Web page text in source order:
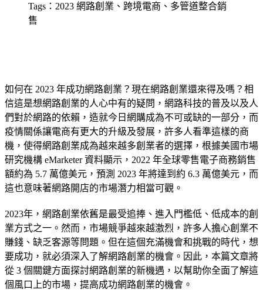
Tags：2023 網路創業、跨境電商、多管道整合銷
售
如何在 2023 年成功網路創業？現在網路創業還來得及嗎？相
信這是想網路創業的人心中有的疑問，網路科技的普及以及人
們對於網路的依賴，造就今日網購成為不可或缺的一部分，而
疫情關係讓電商有更大的升級及發展，許多人看準這樣的商
機，使得網路創業成為越來越多創業者的選擇，根據美國市場
研究機構 eMarketer 資料顯示，2022 年全球零售電子商務銷售
額約為 5.7 萬億美元，預測 2023 年將達到約 6.3 萬億美元，而
這也意味著網路開店的市場潛力相當可觀。
2023年，網路創業依舊是最受追捧、進入門檻低、低成本的創
業方式之一。然而，市場競爭越來越激烈，許多人擔心創業不
賺錢、缺乏客源等問題。但在這個充滿機會和挑戰的時代，想
要成功，就必須深入了解網路創業的機會。因此，本篇文章將
從 3 個關鍵方面探討網路創業的新機遇，以幫助你全面了解這
個風口上的市場，提高成功網路創業的機會。